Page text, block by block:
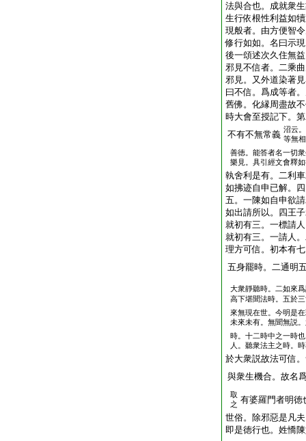
法與合也。成就衆
生行依根性利益如
現般者。由方便智
修行如如。名曰示現
後一頌述次久住無
邪見不信者。二乘
邪見。又外道染著
曰不信。爲成等者
舊佛。化縁周盡故
時大會至授記下。
不有不無常義 沼云
等無
善徳。能答者名一切
樂見。具引經文會釋
執舍利是有。二利
如拂迹自申已解。
五。一陳如自申欲
如出請所以。四王
就初有三。一標請
就初有三。一請人
理方可信。初本有
五身罷時。二通明
大衆靜聽時。二如來
高下堪聞法時。五於
來無現在世。今明是
未來未有。無聞無説
時。十二時中之一時
人。聽衆法主之時。
於大衆説故法可信
與衆生機合。故名
取
之 有婆羅門者明徳
世俗。除邪惡是凡
即是徳行也。姓憍